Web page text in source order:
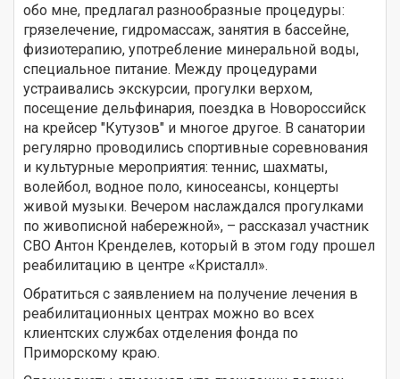
обо мне, предлагал разнообразные процедуры:
грязелечение, гидромассаж, занятия в бассейне,
физиотерапию, употребление минеральной воды,
специальное питание. Между процедурами
устраивались экскурсии, прогулки верхом,
посещение дельфинария, поездка в Новороссийск
на крейсер "Кутузов" и многое другое. В санатории
регулярно проводились спортивные соревнования
и культурные мероприятия: теннис, шахматы,
волейбол, водное поло, киносеансы, концерты
живой музыки. Вечером наслаждался прогулками
по живописной набережной», – рассказал участник
СВО Антон Кренделев, который в этом году прошел
реабилитацию в центре «Кристалл».
Обратиться с заявлением на получение лечения в
реабилитационных центрах можно во всех
клиентских службах отделения фонда по
Приморскому краю.